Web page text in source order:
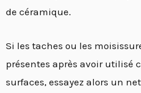
de céramique.
Si les taches ou les
présentes après avoir utilisé
surfaces, essayez alors un